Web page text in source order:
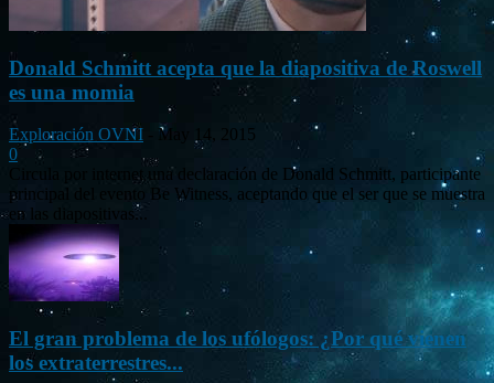
Donald Schmitt acepta que la diapositiva de Roswell
es una momia
Exploración OVNI
May 14, 2015
0
Circula por internet una declaración de Donald Schmitt, participante
principal del evento Be Witness, aceptando que el ser que se muestra
en las diapositivas...
El gran problema de los ufólogos: ¿Por qué vienen
los extraterrestres...